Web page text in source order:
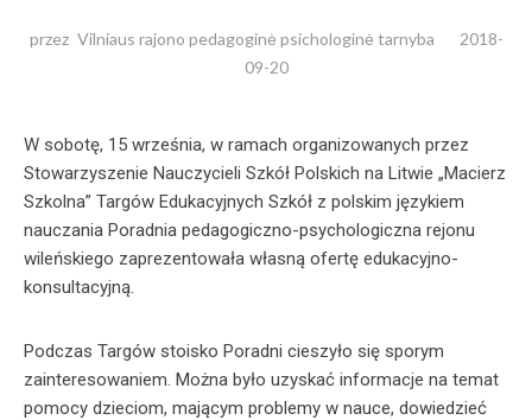
przez Vilniaus rajono pedagoginė psichologinė tarnyba
2018-
09-20
W sobotę, 15 września, w ramach organizowanych przez
Stowarzyszenie Nauczycieli Szkół Polskich na Litwie „Macierz
Szkolna” Targów Edukacyjnych Szkół z polskim językiem
nauczania Poradnia pedagogiczno-psychologiczna rejonu
wileńskiego zaprezentowała własną ofertę edukacyjno-
konsultacyjną.
Podczas Targów stoisko Poradni cieszyło się sporym
zainteresowaniem. Można było uzyskać informacje na temat
pomocy dzieciom, mającym problemy w nauce, dowiedzieć